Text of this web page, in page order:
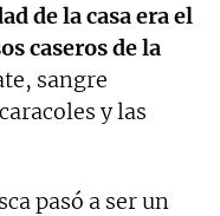
de la casa era el
caseros de la
sangre
y las
pasó a ser un